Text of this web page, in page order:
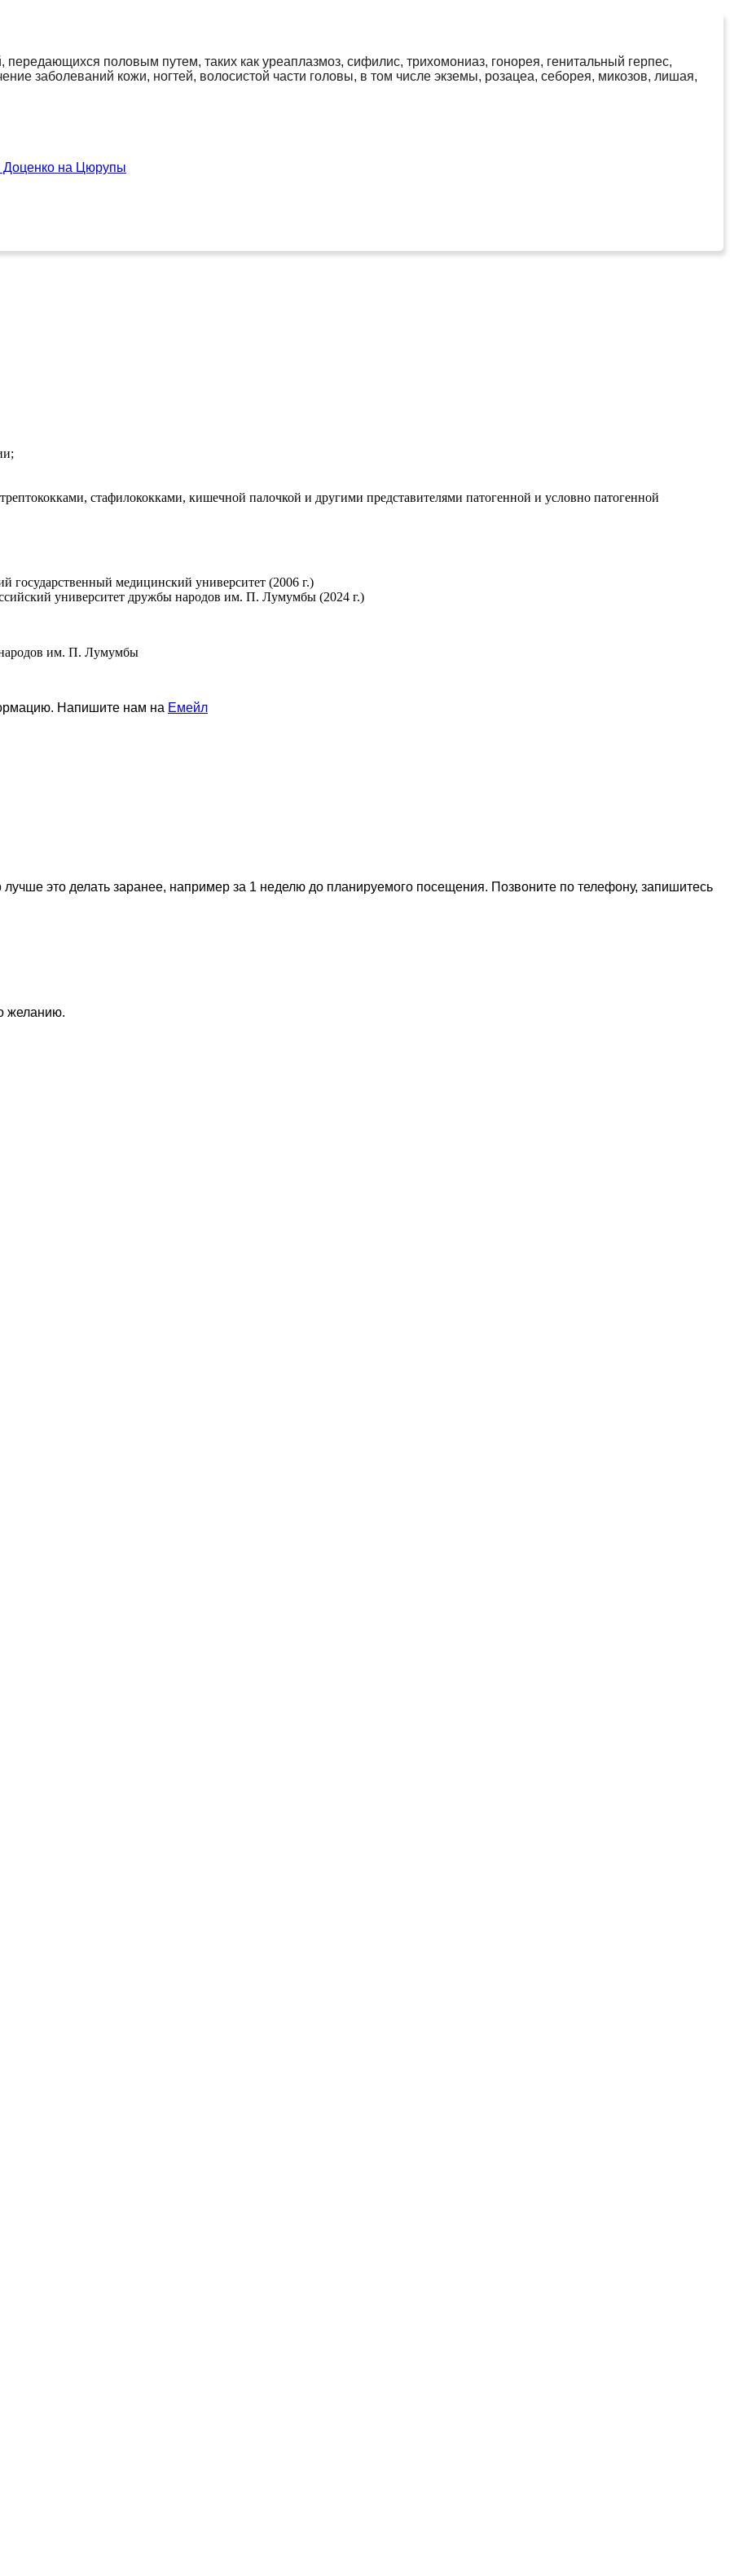
половым путем, таких как уреаплазмоз, сифилис, трихомониаз, гонорея, генитальный герпес,
заболеваний кожи, ногтей, волосистой части головы, в том числе экземы, розацеа, себорея, микозов, лишая,
Доценко на Цюрупы
стафилококками, кишечной палочкой и другими представителями патогенной и условно патогенной
государственный медицинский университет (2006 г.)
университет дружбы народов им. П. Лумумбы (2024 г.)
народов им. П. Лумумбы
Напишите нам на Емейл
это делать заранее, например за 1 неделю до планируемого посещения. Позвоните по телефону, запишитесь
желанию.